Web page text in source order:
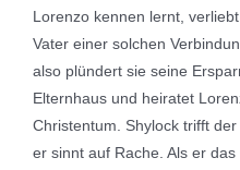
Lorenzo kennen lernt,
Vater einer solchen
also plündert sie seine
Elternhaus und heiratet
Christentum. Shylock trifft
er sinnt auf Rache. Als er